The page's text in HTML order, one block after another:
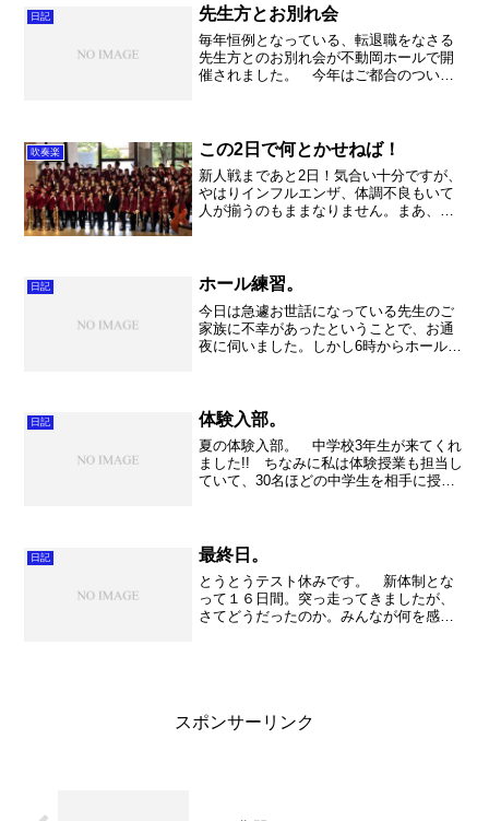
方が出勤する8時過...
日記 先生方とお別れ会
毎年恒例となっている、転退職をなさる
先生方とのお別れ会が不動岡ホールで開
催されました。 今年はご都合のついた6
ました。熱い思いで吹...
吹奏楽 この2日で何とかせねば！
新人戦まであと2日！気合い十分ですが、
やはりインフルエンザ、体調不良もいて
人が揃うのもままなりません。まあ、普
て何とか乗り切りましょ...
日記 ホール練習。
今日は急遽お世話になっている先生のご
家族に不幸があったということで、お通
夜に伺いました。しかし6時からホール練
が、私もこれから先にそ...
日記 体験入部。
夏の体験入部。 中学校3年生が来てくれ
ました!! ちなみに私は体験授業も担当し
ていて、30名ほどの中学生を相手に授業
まいました。。。まあ...
日記 最終日。
とうとうテスト休みです。 新体制とな
って１６日間。突っ走ってきましたが、
さてどうだったのか。みんなが何を感
スポンサーリンク